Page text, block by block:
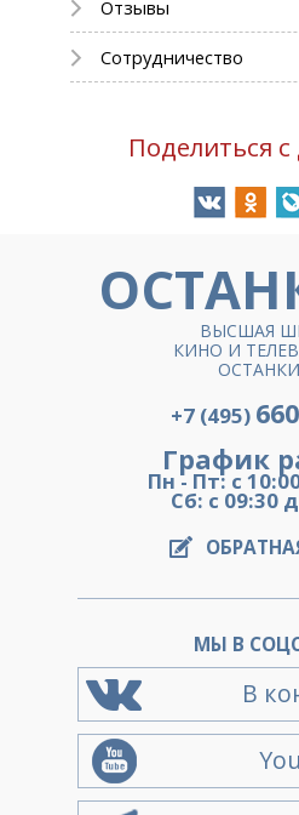
Отзывы
Сотрудничество
Поделиться
ВЫСШАЯ
КИНО И
+7 (495)
График
Пн - Пт: с
Сб: с 09:30
МЫ В
В